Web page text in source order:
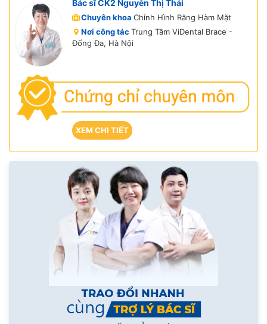
Bác sĩ CK2 Nguyễn Thị Thái
Chuyên khoa Chỉnh Hình Răng Hàm Mặt
Nơi công tác Trung Tâm ViDental Brace -
Đống Đa, Hà Nội
XEM CHI TIẾT